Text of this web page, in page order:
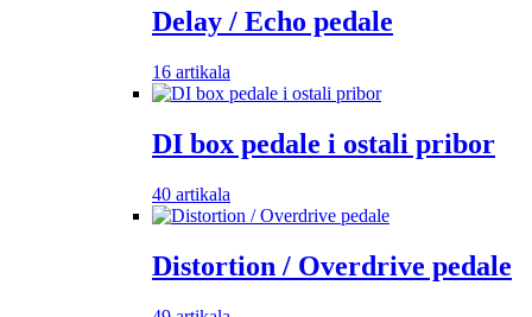
Delay / Echo pedale
16 artikala
DI box pedale i ostali pribor
40 artikala
Distortion / Overdrive pedale